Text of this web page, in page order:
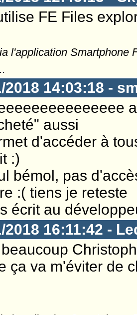
FE Files
l'application Smartphone
2018 14:03:18 -
aussi
d'accéder à
:)
bémol, pas
:( tiens je reteste
écrit au
2018 16:11:42 -
ça va m'éviter de